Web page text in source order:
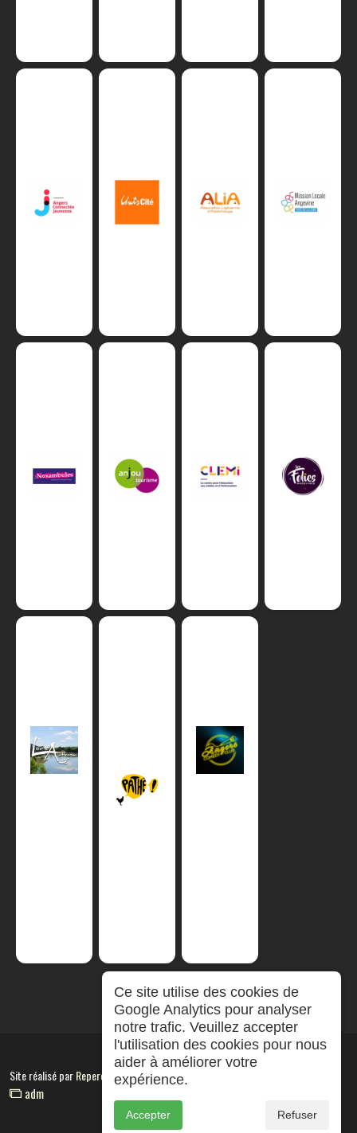
Site réalisé parRepereCom
adm
Ce site utilise des cookies de
Google Analytics pour analyser
notre trafic. Veuillez accepter
l'utilisation des cookies pour nous
aider à améliorer votre
expérience.
Accepter Refuser